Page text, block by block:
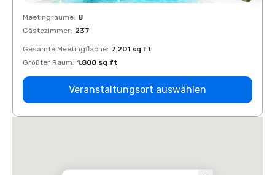
Meetingräume: 8
Gästezimmer: 237
Gesamte Meetingfläche: 7.201 sq ft
Größter Raum: 1.800 sq ft
Veranstaltungsort auswählen